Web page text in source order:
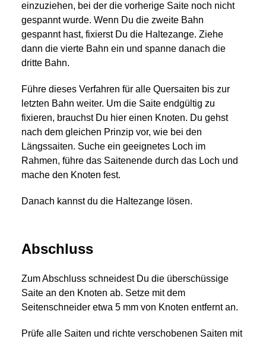
einzuziehen, bei der die vorherige Saite noch nicht
gespannt wurde. Wenn Du die zweite Bahn
gespannt hast, fixierst Du die Haltezange. Ziehe
dann die vierte Bahn ein und spanne danach die
dritte Bahn.
Führe dieses Verfahren für alle Quersaiten bis zur
letzten Bahn weiter. Um die Saite endgültig zu
fixieren, brauchst Du hier einen Knoten. Du gehst
nach dem gleichen Prinzip vor, wie bei den
Längssaiten. Suche ein geeignetes Loch im
Rahmen, führe das Saitenende durch das Loch und
mache den Knoten fest.
Danach kannst du die Haltezange lösen.
Abschluss
Zum Abschluss schneidest Du die überschüssige
Saite an den Knoten ab. Setze mit dem
Seitenschneider etwa 5 mm von Knoten entfernt an.
Prüfe alle Saiten und richte verschobenen Saiten mit